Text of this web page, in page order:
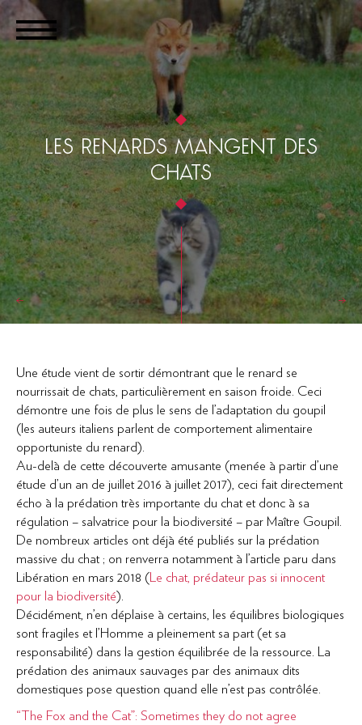
LES RENARDS MANGENT DES
CHATS
← →
Une étude vient de sortir démontrant que le renard se
nourrissait de chats, particulièrement en saison froide. Ceci
démontre une fois de plus le sens de l’adaptation du goupil
(les auteurs italiens parlent de comportement alimentaire
opportuniste du renard).
Au-delà de cette découverte amusante (menée à partir d’une
étude d’un an de juillet 2016 à juillet 2017), ceci fait directement
écho à la prédation très importante du chat et donc à sa
régulation – salvatrice pour la biodiversité – par Maître Goupil.
De nombreux articles ont déjà été publiés sur la prédation
massive du chat ; on renverra notamment à l’article paru dans
Libération en mars 2018 ( Le chat, prédateur pas si innocent
pour la biodiversité).
Décidément, n’en déplaise à certains, les équilibres biologiques
sont fragiles et l’Homme a pleinement sa part (et sa
responsabilité) dans la gestion équilibrée de la ressource. La
prédation des animaux sauvages par des animaux dits
domestiques pose question quand elle n’est pas contrôlée.
“The Fox and the Cat”: Sometimes they do not agree